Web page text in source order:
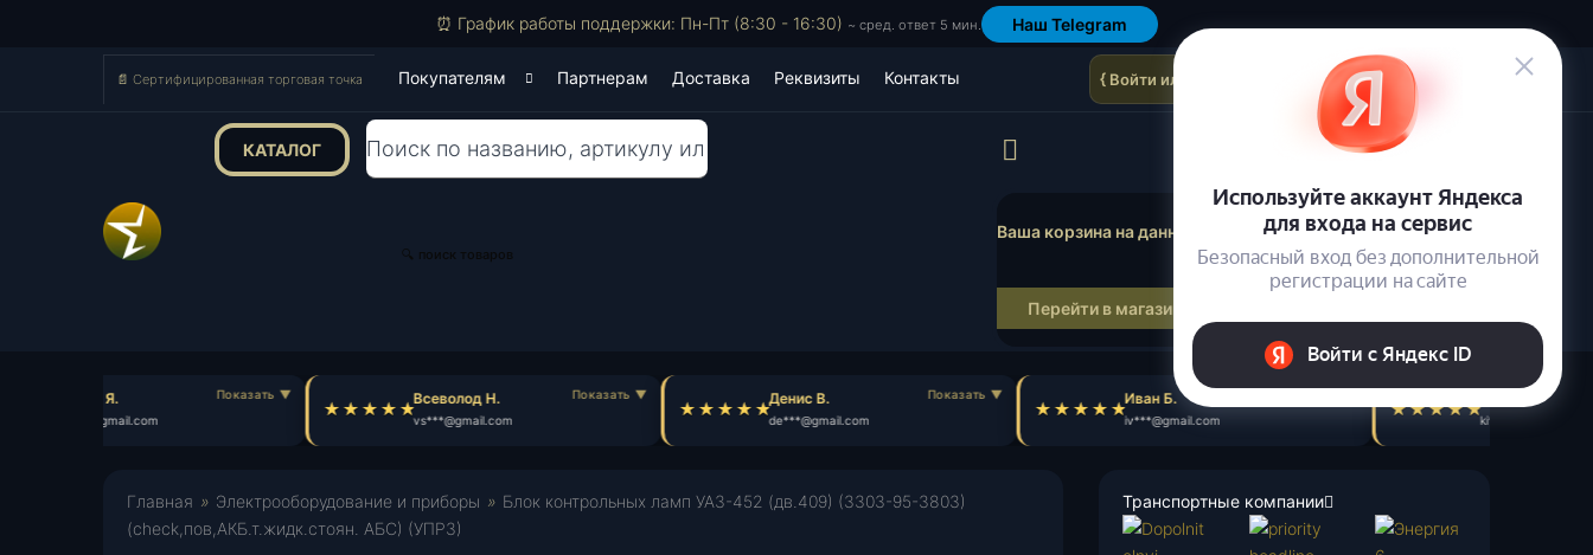
⏰ График работы поддержки: Пн-Пт (8:30 - 16:30) ~ сред. ответ 5 мин. Наш Telegram
📄 Сертифицированная торговая точка Покупателям Партнерам Доставка Реквизиты Контакты { Войти или зарегистрироваться }
КАТАЛОГ Поиск
🔍 поиск товаров
Ваша корзина на данный момент пуста.
Перейти в магазин
Назар Я.
na***@gmail.com
Всеволод Н.
vs***@gmail.com
Денис В.
de***@gmail.com
Иван Б.
iv***@gmail.com
Кирилл Т.
ki***@gmail.com
Главная » Электрооборудование и приборы » Блок контрольных ламп УАЗ-452 (дв.409) (3303-95-3803)
(check,пов,АКБ.т.жидк.стоян. АБС) (УПРЗ)
Транспортные компании